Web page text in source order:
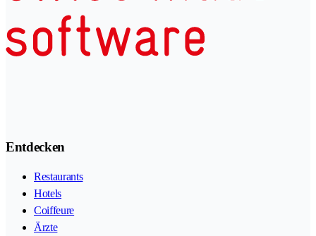
Entdecken
Restaurants
Hotels
Coiffeure
Ärzte